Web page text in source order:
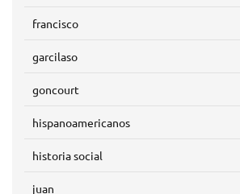
francisco
garcilaso
goncourt
hispanoamericanos
historia social
juan